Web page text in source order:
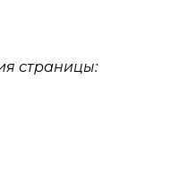
страницы: